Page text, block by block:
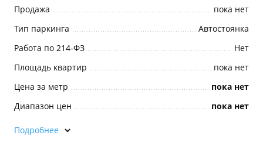
Продажа
пока нет
Тип паркинга
Автостоянка
Работа по 214-ФЗ
Нет
Площадь квартир
пока нет
Цена за метр
пока нет
Диапазон цен
пока нет
Подробнее